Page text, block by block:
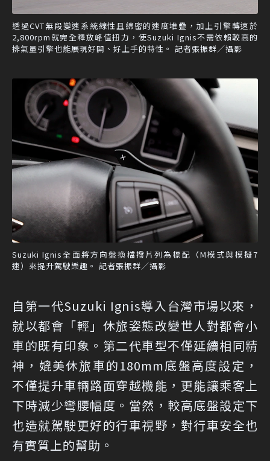
透過CVT無段變速系統線性且綿密的速度堆疊，加上引擎轉速於
2,800rpm就完全釋放峰值扭力，使Suzuki Ignis不需依賴較高的
排氣量引擎也能展現好開、好上手的特性。 記者張振群／攝影
Suzuki Ignis全面將方向盤換檔撥片列為標配（M模式與模擬7
速）來提升駕駛樂趣。 記者張振群／攝影
自第一代Suzuki Ignis導入台灣市場以來，
就以都會「輕」休旅姿態改變世人對都會小
車的既有印象。第二代車型不僅延續相同精
神，媲美休旅車的180mm底盤高度設定，
不僅提升車輛路面穿越機能，更能讓乘客上
下時減少彎腰幅度。當然，較高底盤設定下
也造就駕駛更好的行車視野，對行車安全也
有實質上的幫助。